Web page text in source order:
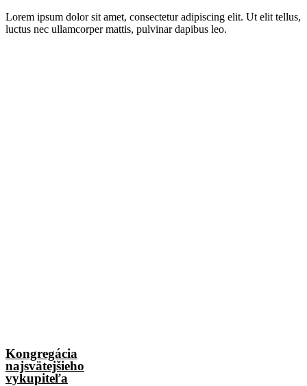
Lorem ipsum dolor sit amet, consectetur adipiscing elit. Ut elit tellus,
luctus nec ullamcorper mattis, pulvinar dapibus leo.
Kongregácia
najsvätejšieho
vykupiteľa